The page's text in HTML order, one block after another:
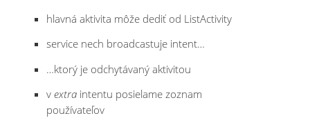
hlavná aktivita môže dediť od ListActivity
service nech broadcastuje intent…
…ktorý je odchytávaný aktivitou
v extraintentu posielame zoznam
používateľov